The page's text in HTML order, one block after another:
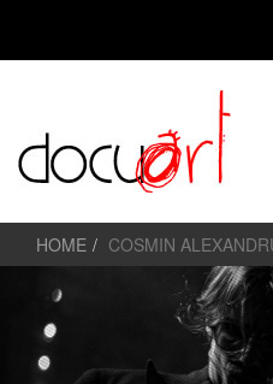
HOME COSMIN